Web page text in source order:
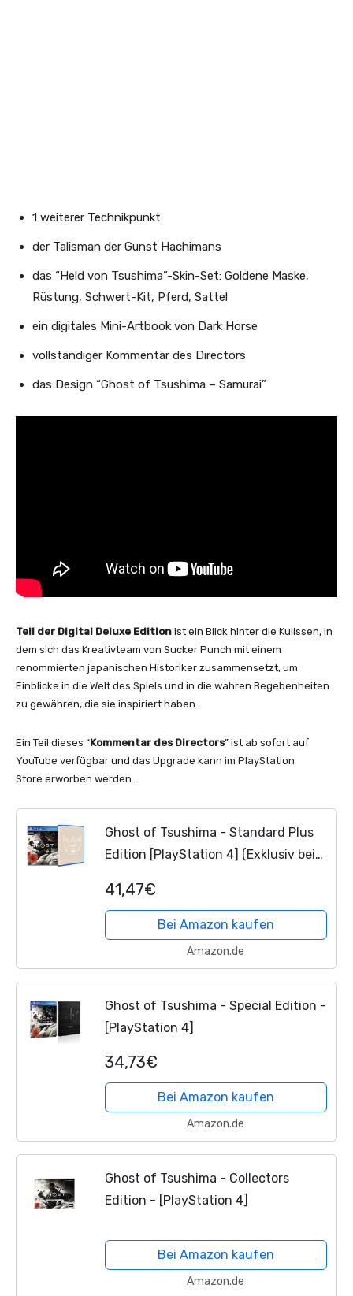
1 weiterer Technikpunkt
der Talisman der Gunst Hachimans
das “Held von Tsushima”-Skin-Set: Goldene Maske,
Rüstung, Schwert-Kit, Pferd, Sattel
ein digitales Mini-Artbook von Dark Horse
vollständiger Kommentar des Directors
das Design “Ghost of Tsushima – Samurai”
Teil der Digital Deluxe Edition ist ein Blick hinter die Kulissen, in
dem sich das Kreativteam von Sucker Punch mit einem
renommierten japanischen Historiker zusammensetzt, um
Einblicke in die Welt des Spiels und in die wahren Begebenheiten
zu gewähren, die sie inspiriert haben.
Ein Teil dieses “Kommentar des Directors” ist ab sofort auf
YouTube verfügbar und das Upgrade kann im PlayStation
Store erworben werden.
Ghost of Tsushima - Standard Plus
Edition [PlayStation 4] (Exklusiv bei
41,47€
Bei Amazon kaufen
Amazon.de
Ghost of Tsushima - Special Edition -
[PlayStation 4]
34,73€
Bei Amazon kaufen
Amazon.de
Ghost of Tsushima - Collectors
Edition - [PlayStation 4]
Bei Amazon kaufen
Amazon.de